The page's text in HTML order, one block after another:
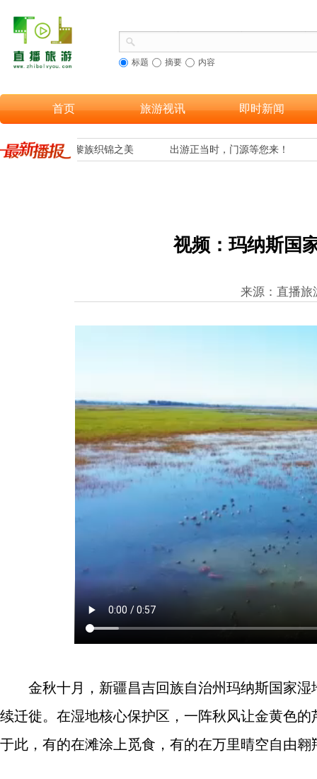
标题 摘要 内容
首页 旅游视讯 即时新闻
客欣赏到海南黎族织锦之美 出游正当时，门源等您来！
视频：玛纳斯国
来源：直播
金秋十月，新疆昌吉回族自治州玛纳斯国家湿
续迁徙。在湿地核心保护区，一阵秋风让金黄色
于此，有的在滩涂上觅食，有的在万里晴空自由